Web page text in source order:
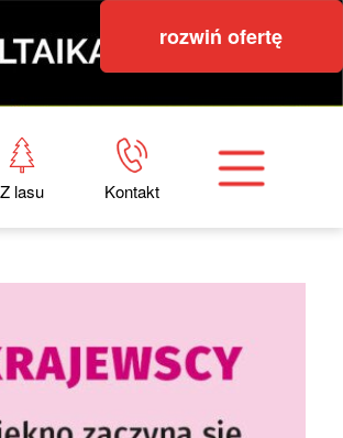
rozwiń ofertę
Z lasu Kontakt